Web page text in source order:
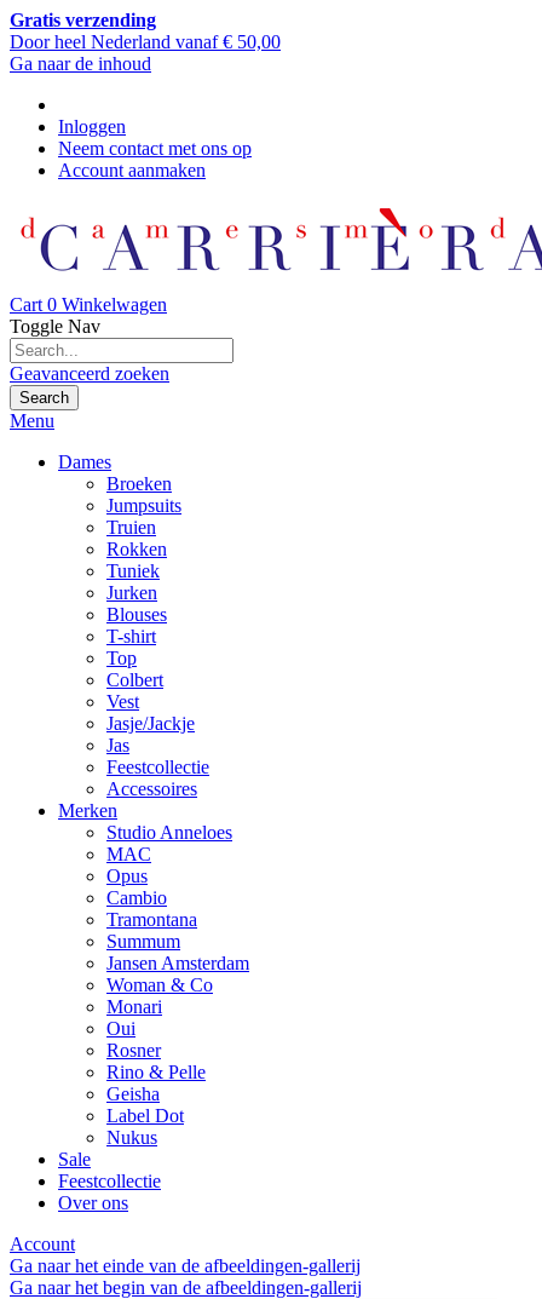
Gratis verzending
Door heel Nederland vanaf € 50,00
Ga naar de inhoud
Inloggen
Neem contact met ons op
Account aanmaken
Cart 0 Winkelwagen
Toggle Nav
Geavanceerd zoeken
Search
Menu
Dames
Broeken
Jumpsuits
Truien
Rokken
Tuniek
Jurken
Blouses
T-shirt
Top
Colbert
Vest
Jasje/Jackje
Jas
Feestcollectie
Accessoires
Merken
Studio Anneloes
MAC
Opus
Cambio
Tramontana
Summum
Jansen Amsterdam
Woman & Co
Monari
Oui
Rosner
Rino & Pelle
Geisha
Label Dot
Nukus
Sale
Feestcollectie
Over ons
Account
Ga naar het einde van de afbeeldingen-gallerij
Ga naar het begin van de afbeeldingen-gallerij